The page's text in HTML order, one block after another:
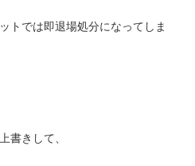
トでは即退場処分になってしま
書きして、